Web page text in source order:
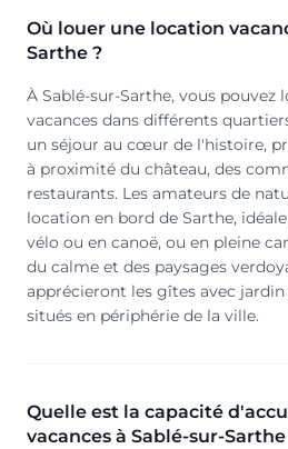
Où louer une location
Sarthe ?
À Sablé-sur-Sarthe, vous pouvez
vacances dans différents
un séjour au cœur de l'histoire,
à proximité du château, des
restaurants. Les amateurs de
location en bord de Sarthe,
vélo ou en canoë, ou en pleine
du calme et des paysages
apprécieront les gîtes avec
situés en périphérie de la ville.
Quelle est la capacité
vacances à Sablé-sur-Sarthe